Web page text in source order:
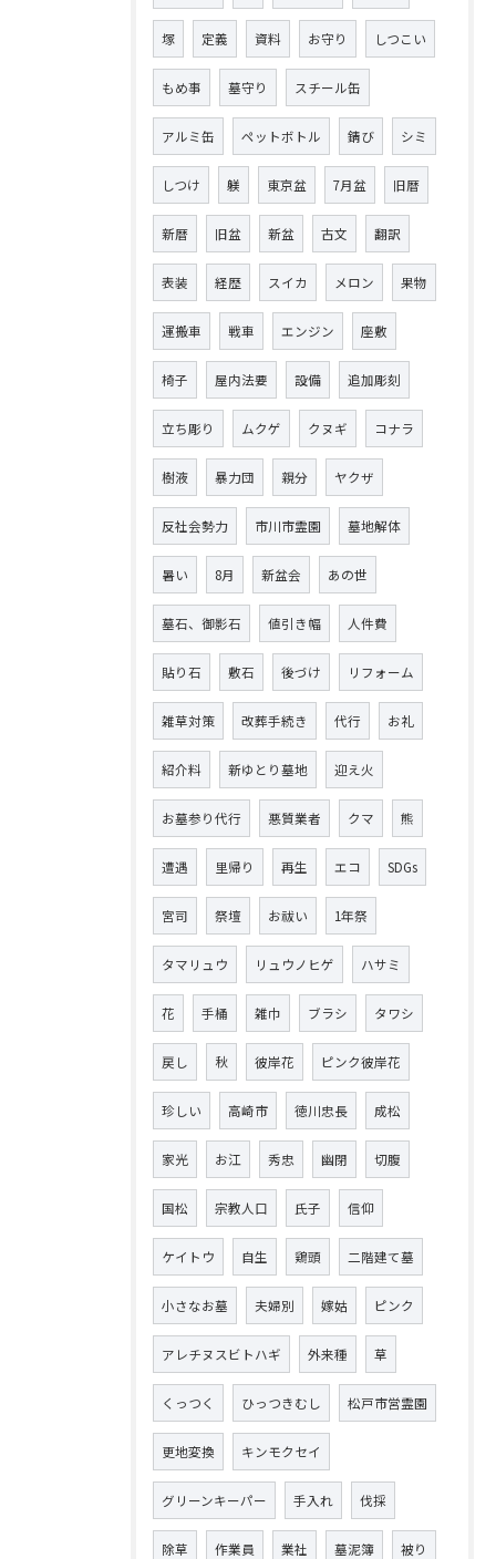
塚 定義 資料 お守り しつこい
もめ事 墓守り スチール缶
アルミ缶 ペットボトル 錆び シミ
しつけ 躾 東京盆 7月盆 旧暦
新暦 旧盆 新盆 古文 翻訳
表装 経歴 スイカ メロン 果物
運搬車 戦車 エンジン 座敷
椅子 屋内法要 設備 追加彫刻
立ち彫り ムクゲ クヌギ コナラ
樹液 暴力団 親分 ヤクザ
反社会勢力 市川市霊園 墓地解体
暑い 8月 新盆会 あの世
墓石、御影石 値引き幅 人件費
貼り石 敷石 後づけ リフォーム
雑草対策 改葬手続き 代行 お礼
紹介料 新ゆとり墓地 迎え火
お墓参り代行 悪質業者 クマ 熊
遭遇 里帰り 再生 エコ SDGs
宮司 祭壇 お祓い 1年祭
タマリュウ リュウノヒゲ ハサミ
花 手桶 雑巾 ブラシ タワシ
戻し 秋 彼岸花 ピンク彼岸花
珍しい 高崎市 徳川忠長 成松
家光 お江 秀忠 幽閉 切腹
国松 宗教人口 氏子 信仰
ケイトウ 自生 鶏頭 二階建て墓
小さなお墓 夫婦別 嫁姑 ピンク
アレチヌスビトハギ 外来種 草
くっつく ひっつきむし 松戸市営霊園
更地変換 キンモクセイ
グリーンキーパー 手入れ 伐採
除草 作業員 業社 墓泥簿 被り